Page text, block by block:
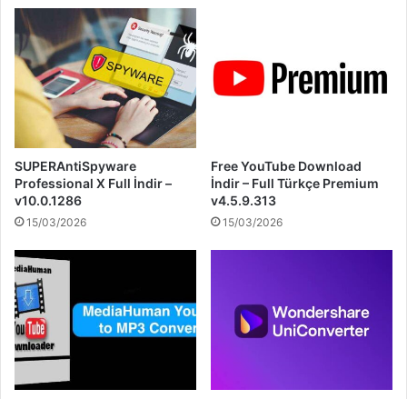
SUPERAntiSpyware
Professional X Full İndir –
v10.0.1286
15/03/2026
Free YouTube Download
İndir – Full Türkçe Premium
v4.5.9.313
15/03/2026